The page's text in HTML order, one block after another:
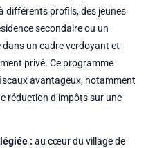
différents profils, des jeunes
secondaire ou un
un cadre verdoyant et
privé. Ce programme
avantageux, notamment
réduction d’impôts sur une
: au cœur du village de